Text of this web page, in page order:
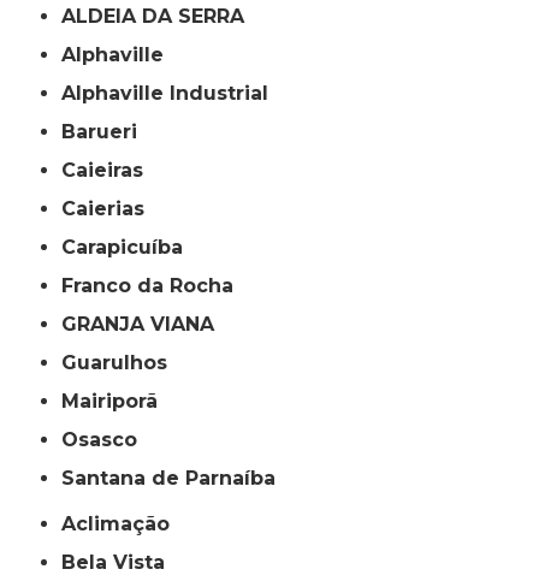
ALDEIA DA SERRA
Alphaville
Alphaville Industrial
Barueri
Caieiras
Caierias
Carapicuíba
Franco da Rocha
GRANJA VIANA
Guarulhos
Mairiporã
Osasco
Santana de Parnaíba
Aclimação
Bela Vista